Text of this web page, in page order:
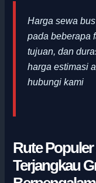
Harga sewa
pada beberapa
tujuan, dan
harga estimasi
hubungi kami
Rute
Terjangkau